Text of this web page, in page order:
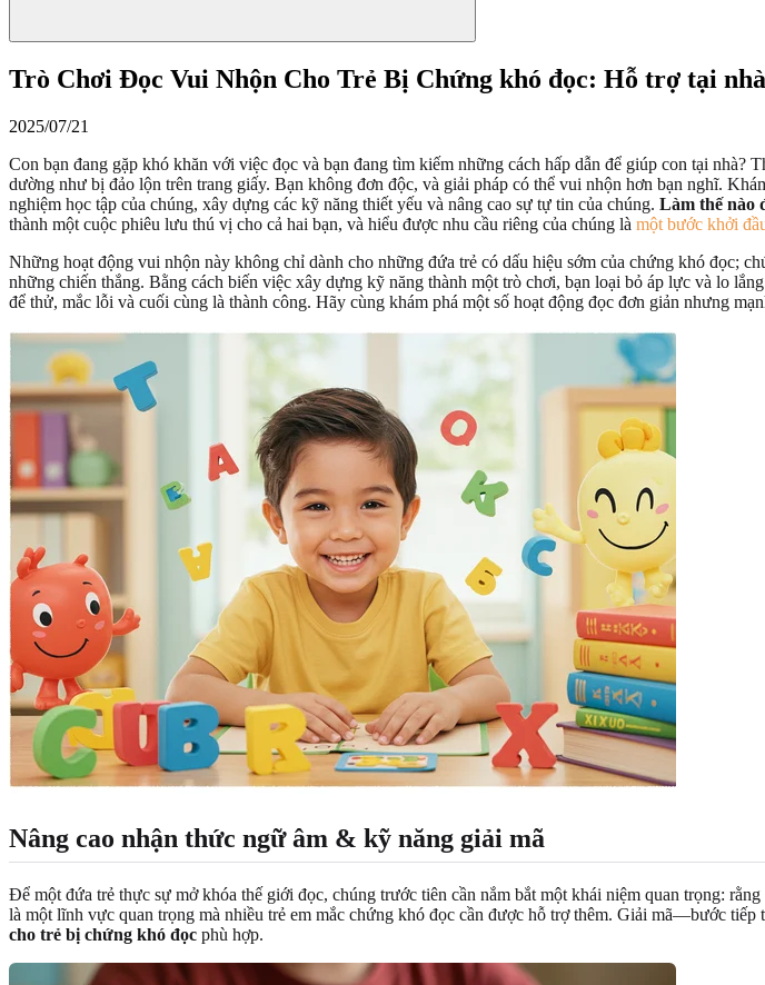
Trò Chơi Đọc Vui Nhộn Cho Trẻ Bị Chứng khó đọc: Hỗ trợ tại
2025/07/21
Con bạn đang gặp khó khăn với việc đọc và bạn đang tìm kiếm những cách hấp dẫn để giúp con tại
dường như bị đảo lộn trên trang giấy. Bạn không đơn độc, và giải pháp có thể vui nhộn hơn bạn nghĩ.
nghiệm học tập của chúng, xây dựng các kỹ năng thiết yếu và nâng cao sự tự tin của chúng. Làm thế nào
thành một cuộc phiêu lưu thú vị cho cả hai bạn, và hiểu được nhu cầu riêng của chúng là một bước khởi
Những hoạt động vui nhộn này không chỉ dành cho những đứa trẻ có dấu hiệu sớm của chứng khó đọc;
những chiến thắng. Bằng cách biến việc xây dựng kỹ năng thành một trò chơi, bạn loại bỏ áp lực và lo
để thử, mắc lỗi và cuối cùng là thành công. Hãy cùng khám phá một số hoạt động đọc đơn giản nhưng
Nâng cao nhận thức ngữ âm & kỹ năng giải mã
Để một đứa trẻ thực sự mở khóa thế giới đọc, chúng trước tiên cần nắm bắt một khái niệm quan trọng:
là một lĩnh vực quan trọng mà nhiều trẻ em mắc chứng khó đọc cần được hỗ trợ thêm. Giải mã—bước
cho trẻ bị chứng khó đọc phù hợp.